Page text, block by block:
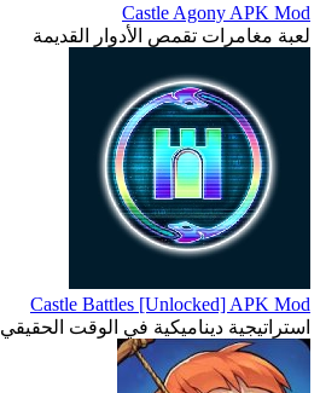
Castle Agony APK Mod
لعبة مغامرات تقمص الأدوار القديمة
Castle Battles [Unlocked] APK Mod
استراتيجية ديناميكية في الوقت الحقيقي